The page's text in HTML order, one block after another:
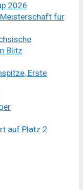
2026
Meisterschaft für
Blitz
Erste
auf Platz 2